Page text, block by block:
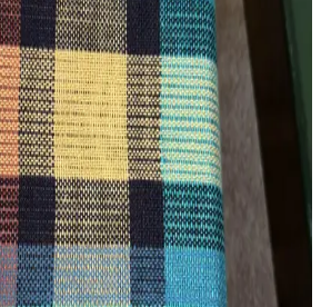
boyalar ve basit desenlerle özgün tekstil
ve coreopsis gibi bitkilerle renklendirilen
ve estetik çözümler sunar.
Tezgâh ile İlk Dokuma Projesi:
Deneyimler
ve Gist Yarns Mallo slub pamuk ipliğiyle
teknik detaylar ve kullanıcı
için önemli bilgiler sunuyor.
Teknikleri ve Tasarım
Uygulamalı Bilgiler